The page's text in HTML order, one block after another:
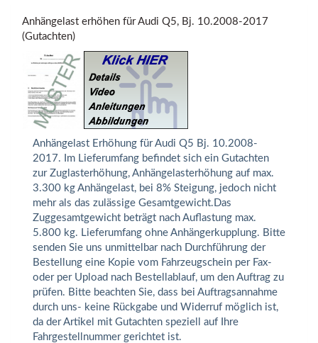
Anhängelast erhöhen für Audi Q5, Bj. 10.2008-2017
(Gutachten)
Anhängelast Erhöhung für Audi Q5 Bj. 10.2008-
2017. Im Lieferumfang befindet sich ein Gutachten
zur Zuglasterhöhung, Anhängelasterhöhung auf max.
3.300 kg Anhängelast, bei 8% Steigung, jedoch nicht
mehr als das zulässige Gesamtgewicht.Das
Zuggesamtgewicht beträgt nach Auflastung max.
5.800 kg. Lieferumfang ohne Anhängerkupplung. Bitte
senden Sie uns unmittelbar nach Durchführung der
Bestellung eine Kopie vom Fahrzeugschein per Fax-
oder per Upload nach Bestellablauf, um den Auftrag zu
prüfen. Bitte beachten Sie, dass bei Auftragsannahme
durch uns- keine Rückgabe und Widerruf möglich ist,
da der Artikel mit Gutachten speziell auf Ihre
Fahrgestellnummer gerichtet ist.